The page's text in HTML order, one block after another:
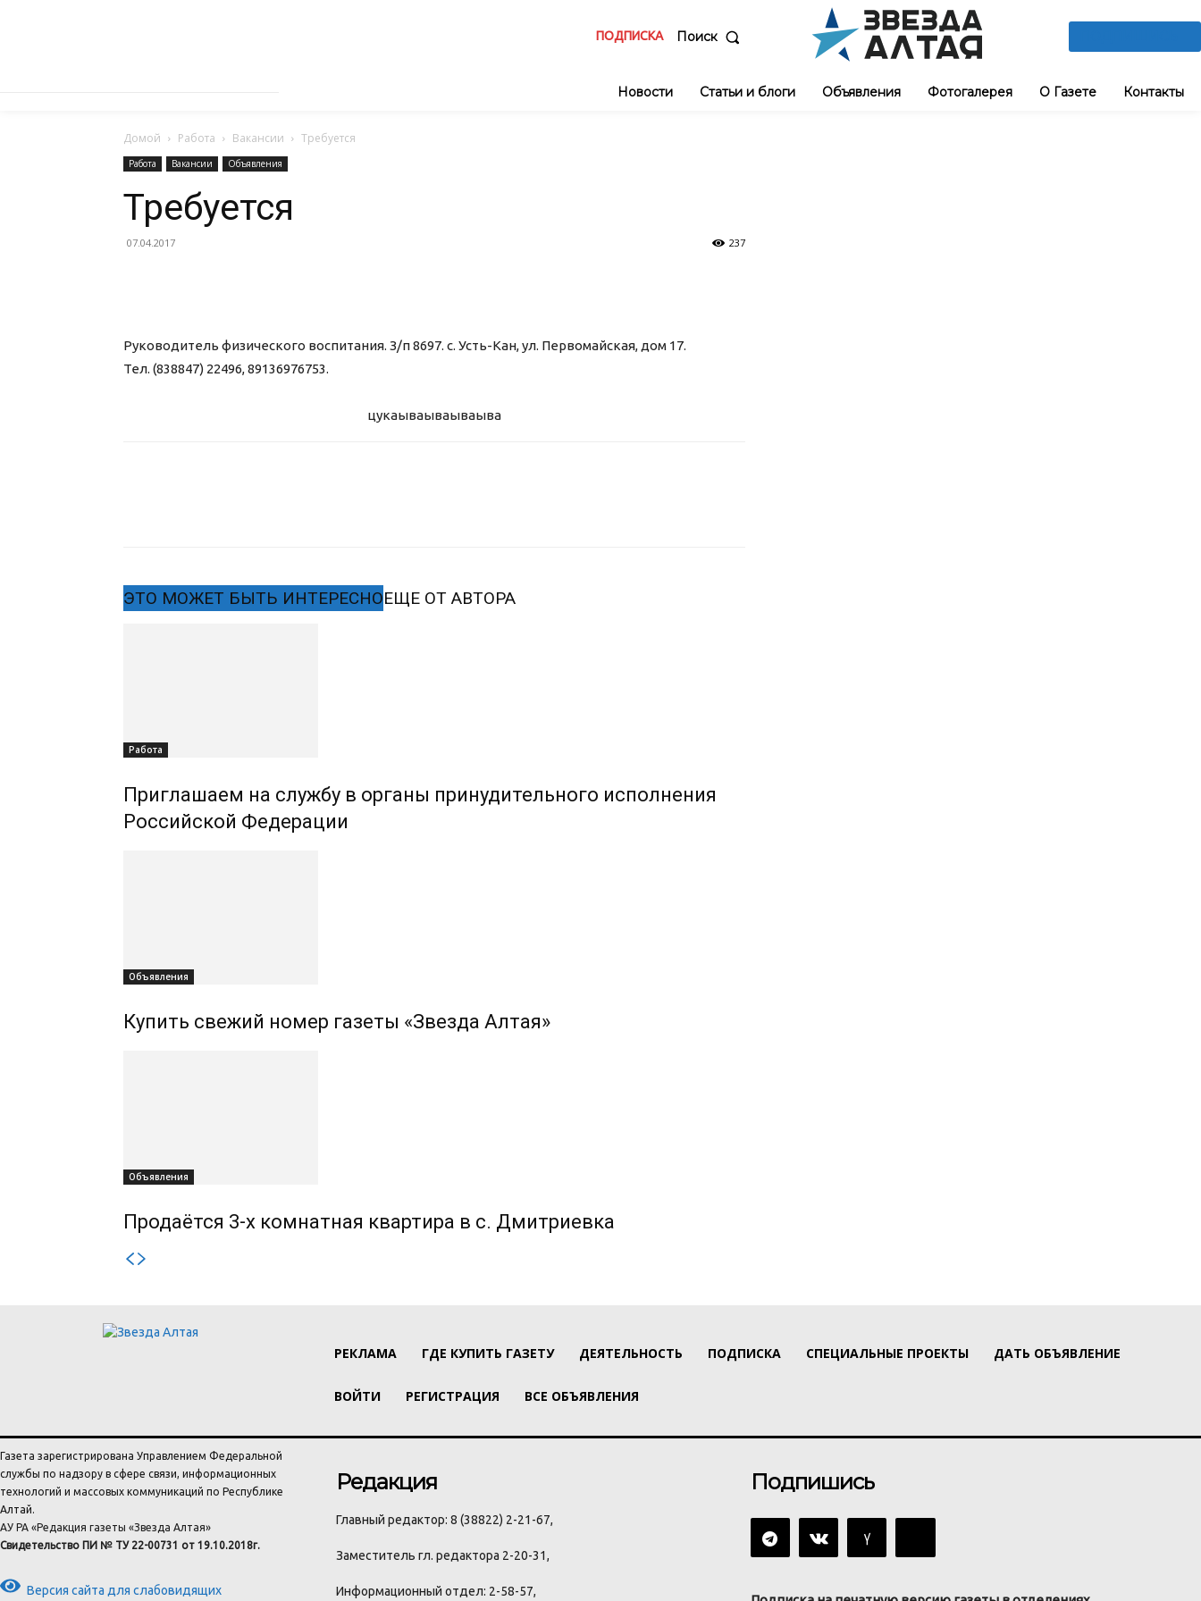
ПОДПИСКА Поиск
Новости Статьи и блоги Объявления Фотогалерея О Газете Контакты
Домой Работа Вакансии Требуется
Работа Вакансии Объявления
Требуется
07.04.2017 237
Руководитель физического воспитания. З/п 8697. с. Усть-Кан, ул. Первомайская, дом 17.
Тел. (838847) 22496, 89136976753.
цукаываываываыва
ЭТО МОЖЕТ БЫТЬ ИНТЕРЕСНОЕЩЕ ОТ АВТОРА
Работа
Приглашаем на службу в органы принудительного исполнения
Российской Федерации
Объявления
Купить свежий номер газеты «Звезда Алтая»
Объявления
Продаётся 3-х комнатная квартира в с. Дмитриевка
РЕКЛАМА ГДЕ КУПИТЬ ГАЗЕТУ ДЕЯТЕЛЬНОСТЬ ПОДПИСКА СПЕЦИАЛЬНЫЕ ПРОЕКТЫ ДАТЬ ОБЪЯВЛЕНИЕ
ВОЙТИ РЕГИСТРАЦИЯ ВСЕ ОБЪЯВЛЕНИЯ
Газета зарегистрирована Управлением Федеральной
службы по надзору в сфере связи, информационных
технологий и массовых коммуникаций по Республике
Алтай.
АУ РА «Редакция газеты «Звезда Алтая»
Свидетельство ПИ № ТУ 22-00731 от 19.10.2018г.
Версия сайта для слабовидящих
Редакция
Главный редактор: 8 (38822) 2-21-67,
Заместитель гл. редактора 2-20-31,
Информационный отдел: 2-58-57,
Подпишись